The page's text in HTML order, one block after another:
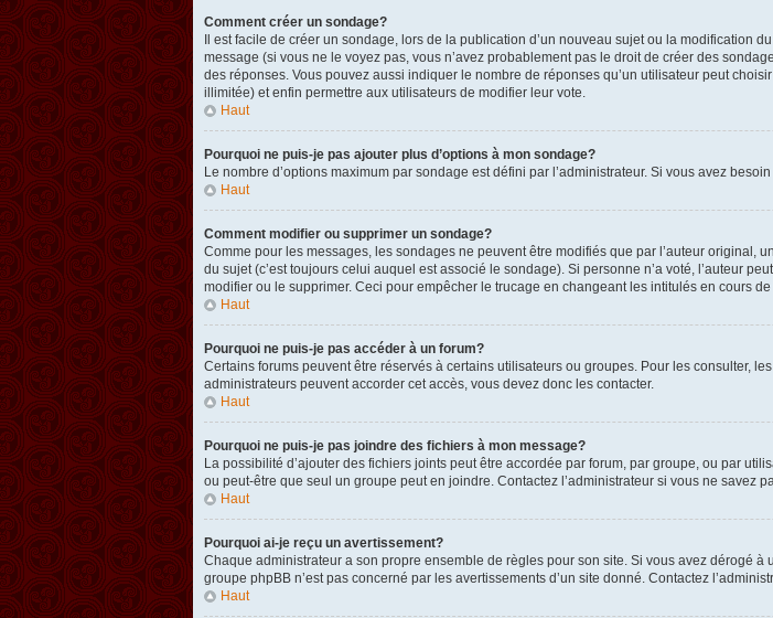
Comment créer un sondage?
Il est facile de créer un sondage, lors de la publication d’un nouveau sujet ou la modification
message (si vous ne le voyez pas, vous n’avez probablement pas le droit de créer des
des réponses. Vous pouvez aussi indiquer le nombre de réponses qu’un utilisateur peut
illimitée) et enfin permettre aux utilisateurs de modifier leur vote.
Haut
Pourquoi ne puis-je pas ajouter plus d’options à mon sondage?
Le nombre d’options maximum par sondage est défini par l’administrateur. Si vous avez
Haut
Comment modifier ou supprimer un sondage?
Comme pour les messages, les sondages ne peuvent être modifiés que par l’auteur original,
du sujet (c’est toujours celui auquel est associé le sondage). Si personne n’a voté, l’auteur
modifier ou le supprimer. Ceci pour empêcher le trucage en changeant les intitulés en cours de
Haut
Pourquoi ne puis-je pas accéder à un forum?
Certains forums peuvent être réservés à certains utilisateurs ou groupes. Pour les consulter,
administrateurs peuvent accorder cet accès, vous devez donc les contacter.
Haut
Pourquoi ne puis-je pas joindre des fichiers à mon message?
La possibilité d’ajouter des fichiers joints peut être accordée par forum, par groupe, ou par
ou peut-être que seul un groupe peut en joindre. Contactez l’administrateur si vous ne savez
Haut
Pourquoi ai-je reçu un avertissement?
Chaque administrateur a son propre ensemble de règles pour son site. Si vous avez dérogé
groupe phpBB n’est pas concerné par les avertissements d’un site donné. Contactez
Haut